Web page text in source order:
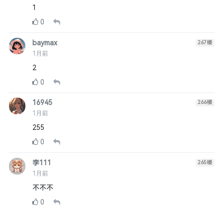
1
0
baymax
1月前
267楼
2
0
16945
1月前
266楼
255
0
李111
1月前
265楼
不不不
0